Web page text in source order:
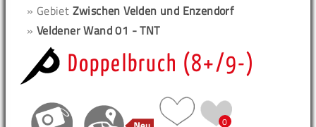
» Gebiet Zwischen Velden und Enzendorf
» Veldener Wand 01 - TNT
Doppelbruch (8+/9-)
0